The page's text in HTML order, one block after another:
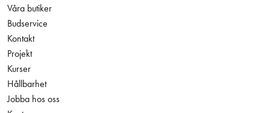
Våra butiker
Budservice
Kontakt
Projekt
Kurser
Hållbarhet
Jobba hos oss